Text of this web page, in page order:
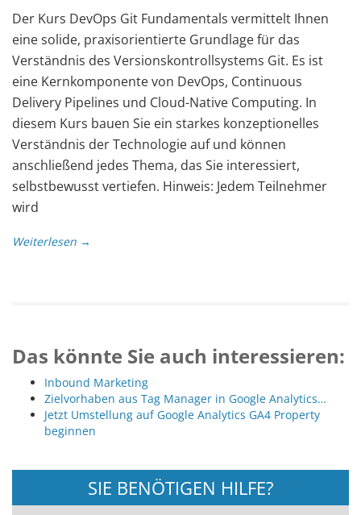
Der Kurs DevOps Git Fundamentals vermittelt Ihnen
eine solide, praxisorientierte Grundlage für das
Verständnis des Versionskontrollsystems Git. Es ist
eine Kernkomponente von DevOps, Continuous
Delivery Pipelines und Cloud-Native Computing. In
diesem Kurs bauen Sie ein starkes konzeptionelles
Verständnis der Technologie auf und können
anschließend jedes Thema, das Sie interessiert,
selbstbewusst vertiefen. Hinweis: Jedem Teilnehmer
wird
Weiterlesen →
Das könnte Sie auch interessieren:
Inbound Marketing
Zielvorhaben aus Tag Manager in Google Analytics…
Jetzt Umstellung auf Google Analytics GA4 Property
beginnen
SIE BENÖTIGEN HILFE?